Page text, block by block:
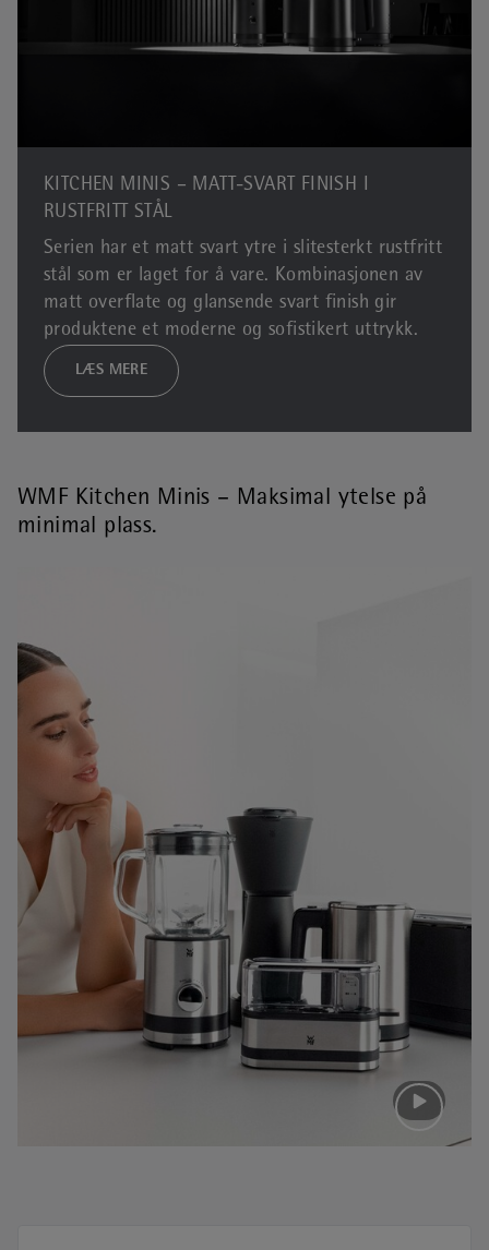
KITCHEN MINIS – MATT-SVART FINISH I
RUSTFRITT STÅL
Serien har et matt svart ytre i slitesterkt rustfritt
stål som er laget for å vare. Kombinasjonen av
matt overflate og glansende svart finish gir
produktene et moderne og sofistikert uttrykk.
LÆS MERE
WMF Kitchen Minis – Maksimal ytelse på
minimal plass.